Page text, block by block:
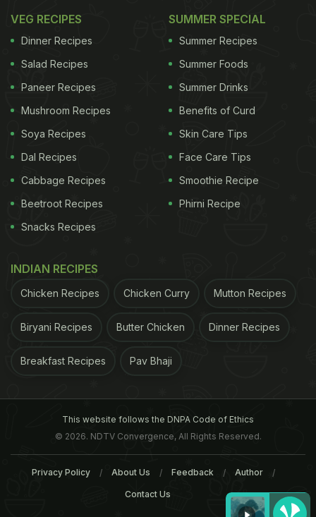
VEG RECIPES
Dinner Recipes
Salad Recipes
Paneer Recipes
Mushroom Recipes
Soya Recipes
Dal Recipes
Cabbage Recipes
Beetroot Recipes
Snacks Recipes
SUMMER SPECIAL
Summer Recipes
Summer Foods
Summer Drinks
Benefits of Curd
Skin Care Tips
Face Care Tips
Smoothie Recipe
Phirni Recipe
INDIAN RECIPES
Chicken Recipes Chicken Curry Mutton Recipes
Biryani Recipes Butter Chicken Dinner Recipes
Breakfast Recipes Pav Bhaji
This website follows the DNPA Code of Ethics
© 2026. NDTV Convergence, All Rights Reserved.
Privacy Policy About Us Feedback Author
Contact Us